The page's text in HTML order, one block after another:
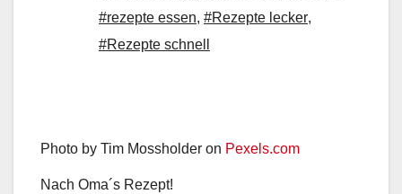
#rezepte essen, #Rezepte lecker,
#Rezepte schnell
Photo by Tim Mossholder on Pexels.com
Nach Oma´s Rezept!